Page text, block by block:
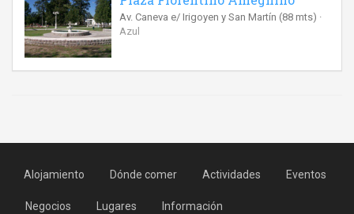
Av. Caneva e/ Irigoyen y San Martín (88 mts)
Azul
Alojamiento Dónde comer Actividades Eventos
Negocios Lugares Información